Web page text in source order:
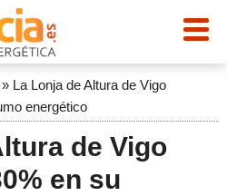
La Lonja de Altura de Vigo
energético
de Vigo
en su